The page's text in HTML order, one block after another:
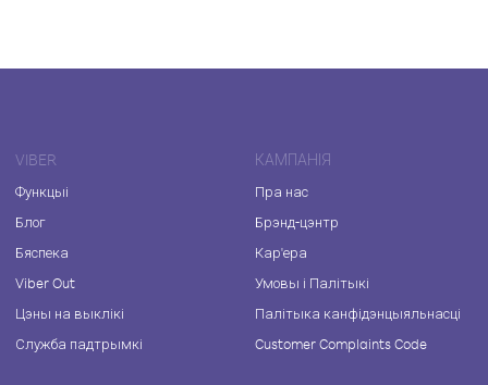
VIBER
Функцыі
Блог
Бяспека
Viber Out
Цэны на выклікі
Служба падтрымкі
КАМПАНІЯ
Пра нас
Брэнд-цэнтр
Кар'ера
Умовы і Палітыкі
Палітыка канфідэнцыяльнасці
Customer Complaints Code